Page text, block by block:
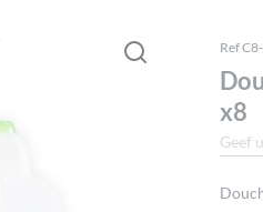
Ref
x8
Geef